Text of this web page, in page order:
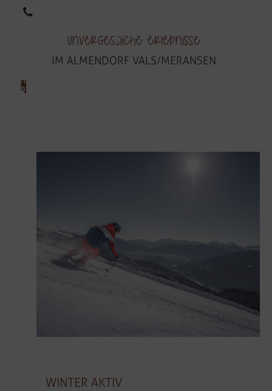
Unvergessliche Erlebnisse
IM ALMENDORF VALS/MERANSEN
WINTER AKTIV